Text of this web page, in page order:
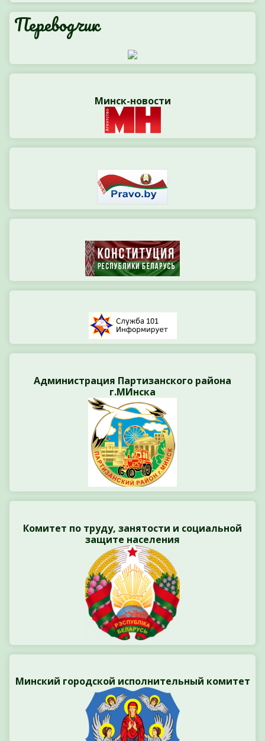
Переводчик
Минск-новости
Администрация Партизанского района
г.МИнска
Комитет по труду, занятости и социальной
защите населения
Минский городской исполнительный комитет